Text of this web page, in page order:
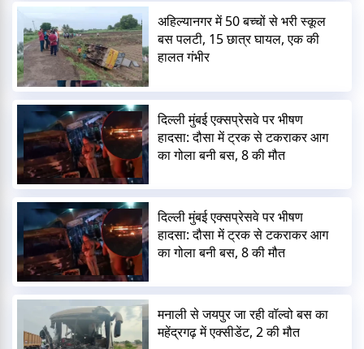
अहिल्यानगर में 50 बच्चों से भरी स्कूल
बस पलटी, 15 छात्र घायल, एक की
हालत गंभीर
दिल्ली मुंबई एक्सप्रेसवे पर भीषण
हादसा: दौसा में ट्रक से टकराकर आग
का गोला बनी बस, 8 की मौत
दिल्ली मुंबई एक्सप्रेसवे पर भीषण
हादसा: दौसा में ट्रक से टकराकर आग
का गोला बनी बस, 8 की मौत
मनाली से जयपुर जा रही वॉल्वो बस का
महेंद्रगढ़ में एक्सीडेंट, 2 की मौत